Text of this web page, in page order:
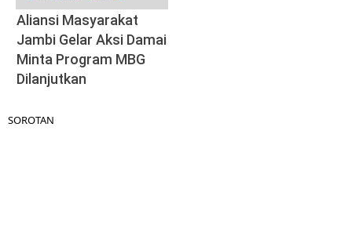
Aliansi Masyarakat
Jambi Gelar Aksi Damai
Minta Program MBG
Dilanjutkan
SOROTAN